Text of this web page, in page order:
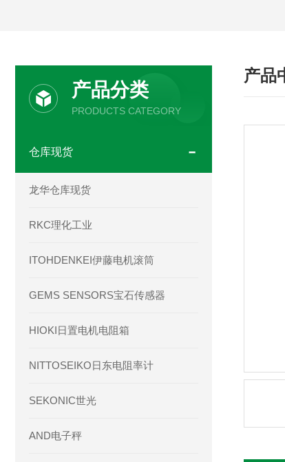
产品
产品分类
PRODUCTS CATEGORY
仓库现货
龙华仓库现货
RKC理化工业
ITOHDENKEI伊藤电机滚筒
GEMS SENSORS宝石传感器
HIOKI日置电机电阻箱
NITTOSEIKO日东电阻率计
SEKONIC世光
AND电子秤